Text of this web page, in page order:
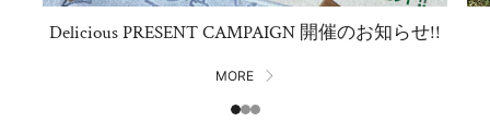
Delicious PRESENT CAMPAIGN 開催のお知らせ!!
MORE